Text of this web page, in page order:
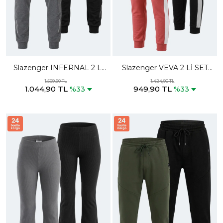
Slazenger INFERNAL 2 Lİ
SET Erkek Siyah - Koyu Gri
Eşofman Altı
1.569,90 TL
1.044,90 TL %33
Slazenger VEVA 2 Lİ SET
Kadın Cepli Siyah - Gül
Eşofman Altı
1.424,90 TL
949,90 TL %33